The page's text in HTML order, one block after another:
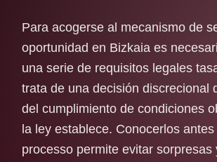
Para acogerse al mecanismo de
oportunidad en Bizkaia es
una serie de requisitos legales
trata de una decisión discrecional
del cumplimiento de condiciones
la ley establece. Conocerlos antes
processo permite evitar sorpresas